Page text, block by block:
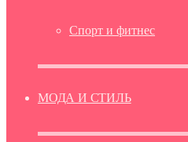
Спорт и фитнес
МОДА И СТИЛЬ